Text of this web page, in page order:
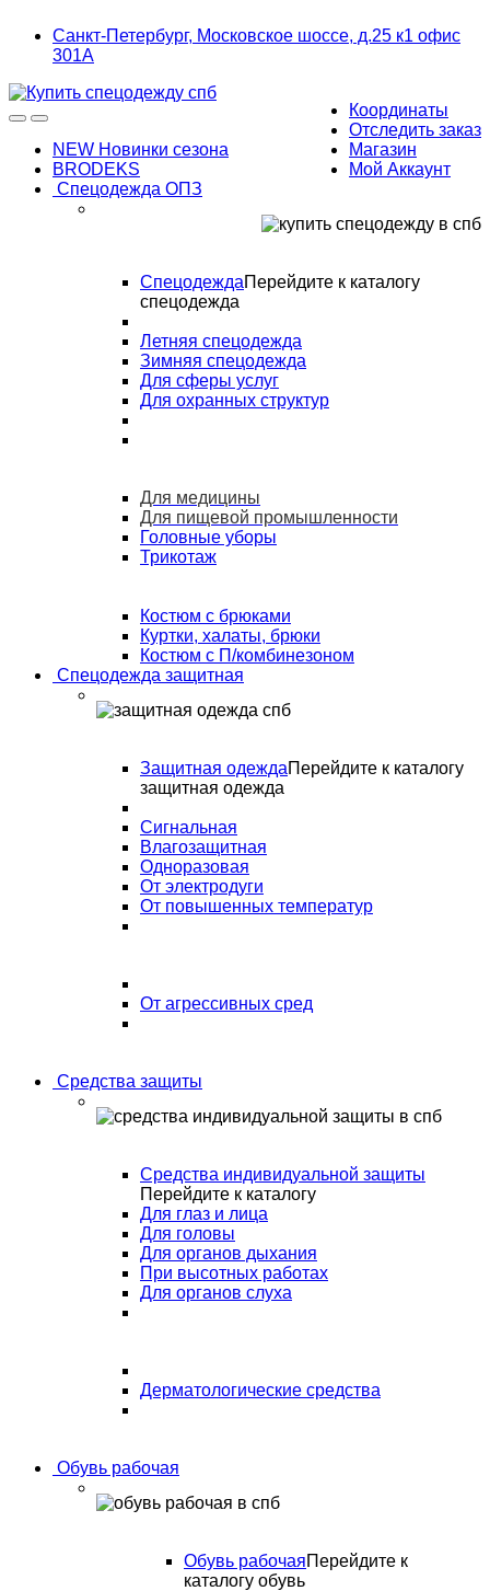
navigation
content
Санкт-Петербург, Московское шоссе, д.25 к1 офис
301А
Координаты
Отследить заказ
Магазин
Мой Аккаунт
NEW Новинки сезона
BRODEKS
Спецодежда ОПЗ
СпецодеждаПерейдите к каталогу
спецодежда
Летняя спецодежда
Зимняя спецодежда
Для сферы услуг
Для охранных структур
Для медицины
Для пищевой промышленности
Головные уборы
Трикотаж
Костюм с брюками
Куртки, халаты, брюки
Костюм с П/комбинезоном
Спецодежда защитная
Защитная одеждаПерейдите к каталогу
защитная одежда
Сигнальная
Влагозащитная
Одноразовая
От электродуги
От повышенных температур
От агрессивных сред
Средства защиты
Средства индивидуальной защиты
Перейдите к каталогу
Для глаз и лица
Для головы
Для органов дыхания
При высотных работах
Для органов слуха
Дерматологические средства
Обувь рабочая
Обувь рабочаяПерейдите к
каталогу обувь